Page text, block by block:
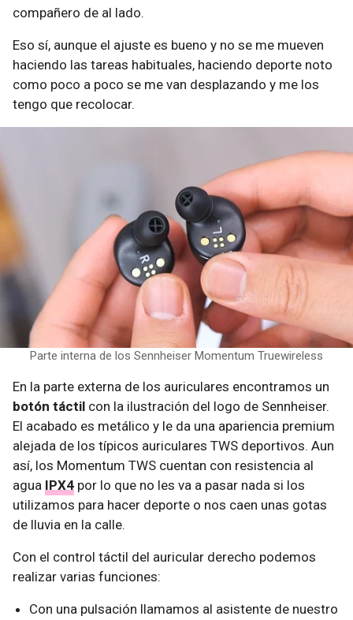
compañero de al lado.
Eso sí, aunque el ajuste es bueno y no se me mueven
haciendo las tareas habituales, haciendo deporte noto
como poco a poco se me van desplazando y me los
tengo que recolocar.
Parte interna de los Sennheiser Momentum Truewireless
En la parte externa de los auriculares encontramos un
botón táctil con la ilustración del logo de Sennheiser.
El acabado es metálico y le da una apariencia premium
alejada de los típicos auriculares TWS deportivos. Aun
así, los Momentum TWS cuentan con resistencia al
agua IPX4 por lo que no les va a pasar nada si los
utilizamos para hacer deporte o nos caen unas gotas
de lluvia en la calle.
Con el control táctil del auricular derecho podemos
realizar varias funciones:
Con una pulsación llamamos al asistente de nuestro